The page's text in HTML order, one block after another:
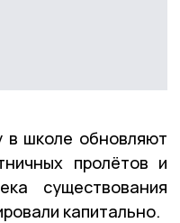
в школе обновляют
пролётов и
существования
капитально.